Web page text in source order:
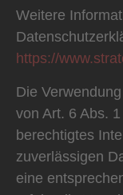
Weitere
https://
Die
von Art. 6 Abs.
berechtigtes
zuverlässigen
eine